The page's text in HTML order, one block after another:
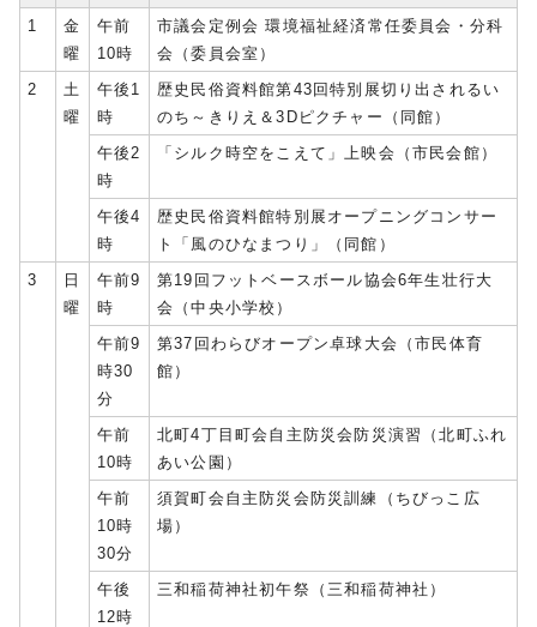
1
金
曜
午前
10時
市議会定例会 環境福祉経済常任委員会・分科
会（委員会室）
2
土
曜
午後1
時
歴史民俗資料館第43回特別展切り出されるい
のち～きりえ＆3Dピクチャー（同館）
午後2
時
「シルク時空をこえて」上映会（市民会館）
午後4
時
歴史民俗資料館特別展オープニングコンサー
ト「風のひなまつり」（同館）
3
日
曜
午前9
時
第19回フットベースボール協会6年生壮行大
会（中央小学校）
午前9
時30
分
第37回わらびオープン卓球大会（市民体育
館）
午前
10時
北町4丁目町会自主防災会防災演習（北町ふれ
あい公園）
午前
10時
30分
須賀町会自主防災会防災訓練（ちびっこ広
場）
午後
12時
三和稲荷神社初午祭（三和稲荷神社）